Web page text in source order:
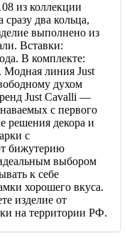
из коллекции
два кольца,
выполнено из
Вставки:
В комплекте:
Модная линия Just
духом
Just Cavalli —
с первого
решения декора и
с
бижутерию
выбором
к себе
хорошего вкуса.
изделие от
на территории РФ.